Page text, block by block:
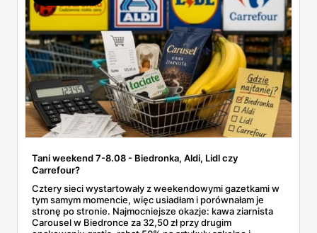
Tani weekend 7-8.08 - Biedronka, Aldi, Lidl czy
Carrefour?
Cztery sieci wystartowały z weekendowymi gazetkami w
tym samym momencie, więc usiadłam i porównałam je
stronę po stronie. Najmocniejsze okazje: kawa ziarnista
Carousel w Biedronce za 32,50 zł przy drugim